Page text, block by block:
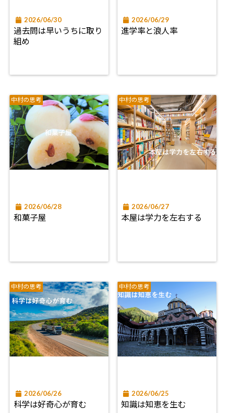
2026/06/30
過去問は早いうちに取り
組め
2026/06/29
進学率と浪人率
中村の思考
2026/06/28
和菓子屋
中村の思考
2026/06/27
本屋は学力を左右する
中村の思考
2026/06/26
科学は好奇心が育む
中村の思考
2026/06/25
知識は知恵を生む